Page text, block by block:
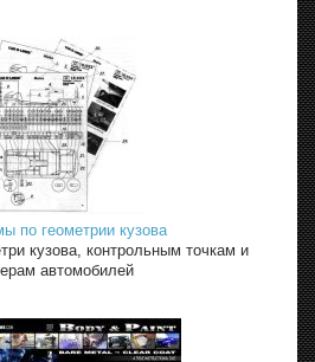
по геометрии кузова
кузова, контрольным точкам и
автомобилей